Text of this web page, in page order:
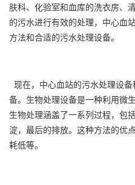
肤科、化验室和血库的洗衣房、
的污水进行有效的处理，中心血
方法和合适的污水处理设备。
现在，中心血站的污水处理设
备。生物处理设备是一种利用微
生物处理涵盖了一系列过程，包
淀，最后的排放。这种方法的优
耗低等。